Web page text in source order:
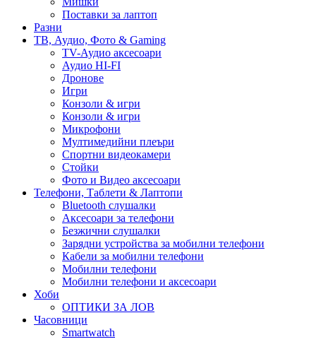
Поставки за лаптоп
Разни
ТВ, Аудио, Фото & Gaming
TV-Аудио аксесоари
Аудио HI-FI
Дронове
Игри
Конзоли & игри
Конзоли & игри
Микрофони
Мултимедийни плеъри
Спортни видеокамери
Стойки
Фото и Видео аксесоари
Телефони, Таблети & Лаптопи
Bluetooth слушалки
Аксесоари за телефони
Безжични слушалки
Зарядни устройства за мобилни телефони
Кабели за мобилни телефони
Мобилни телефони
Мобилни телефони и аксесоари
Хоби
ОПТИКИ ЗА ЛОВ
Часовници
Smartwatch